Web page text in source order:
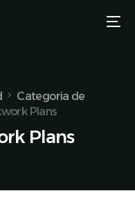
Categoria de
Plans
Plans